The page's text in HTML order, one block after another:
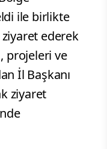
ile birlikte
ziyaret ederek
projeleri ve
İl Başkanı
ziyaret